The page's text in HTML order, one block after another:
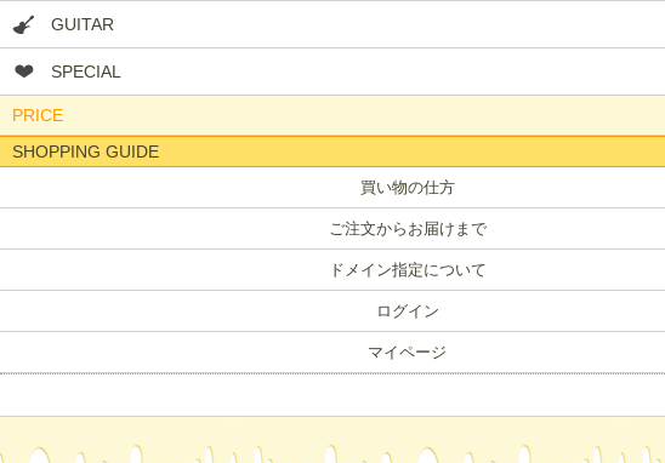
GUITAR
SPECIAL
PRICE
SHOPPING GUIDE
買い物の仕方
ご注文からお届けまで
ドメイン指定について
ログイン
マイページ